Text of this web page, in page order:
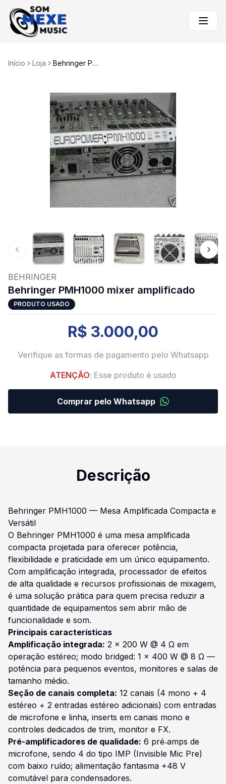
Início Loja Behringer PMH1000 mixer amplificado
Previous slide
BEHRINGER
Behringer PMH1000 mixer amplificado
PRODUTO USADO
R$ 3.000,00
Verifique as formas de pagamento pelo Whatsapp
ATENÇÃO: Esse produto é usado
Comprar pelo Whatsapp
Descrição
Behringer PMH1000 — Mesa Amplificada Compacta e
Versátil
O Behringer PMH1000 é uma mesa amplificada
compacta projetada para oferecer potência,
flexibilidade e praticidade em um único equipamento.
Com amplificação integrada, processador de efeitos
de alta qualidade e recursos profissionais de mixagem,
é uma solução prática para quem precisa reduzir a
quantidade de equipamentos sem abrir mão de
funcionalidade e som.
Principais características
Amplificação integrada: 2 x 200 W @ 4 Ω em
operação estéreo; modo bridged: 1 x 400 W @ 8 Ω —
potência para pequenos eventos, monitores e salas de
tamanho médio.
Seção de canais completa: 12 canais (4 mono + 4
estéreo + 2 entradas estéreo adicionais) com entradas
de microfone e linha, inserts em canais mono e
controles dedicados de trim, monitor e FX.
Pré-amplificadores de qualidade: 6 pré‑amps de
microfone, sendo 4 do tipo IMP (Invisible Mic Pre)
com baixo ruído; alimentação fantasma +48 V
comutável para condensadores.